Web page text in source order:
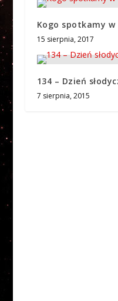
Kogo spotkamy w
15 sierpnia, 2017
134 – Dzień
7 sierpnia, 2015